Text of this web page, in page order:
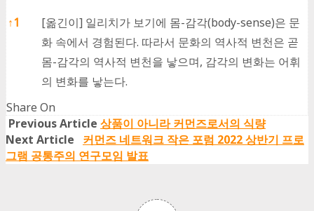
References
↑1
[옮긴이] 일리치가 보기에 몸-감각(body-sense)은 문
화 속에서 경험된다. 따라서 문화의 역사적 변천은 곧
몸-감각의 역사적 변천을 낳으며, 감각의 변화는 어휘
의 변화를 낳는다.
Share On
Share
on
Facebook
Share
on
Twitter
Share
on
Google+
Share
on
Whatsapp
Previous Article 상품이 아니라 커먼즈로서의 식량
Next Article
커먼즈 네트워크 작은 포럼 2022 상반기 프로
그램 공통주의 연구모임 발표